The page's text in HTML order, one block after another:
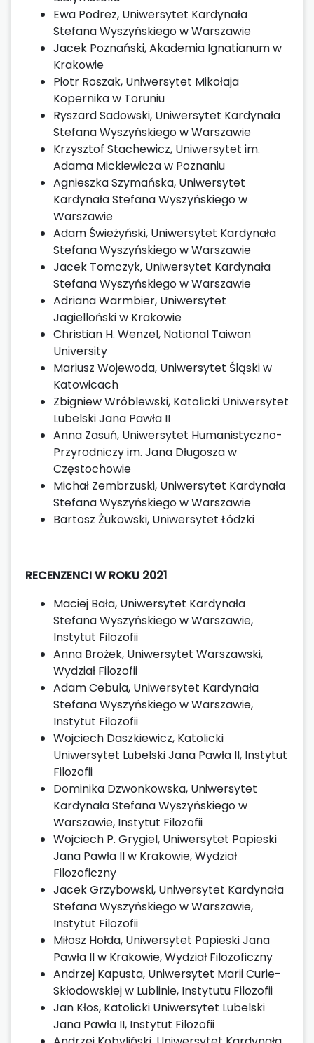
Ewa Podrez, Uniwersytet Kardynała
Stefana Wyszyńskiego w Warszawie
Jacek Poznański, Akademia Ignatianum w
Krakowie
Piotr Roszak, Uniwersytet Mikołaja
Kopernika w Toruniu
Ryszard Sadowski, Uniwersytet Kardynała
Stefana Wyszyńskiego w Warszawie
Krzysztof Stachewicz, Uniwersytet im.
Adama Mickiewicza w Poznaniu
Agnieszka Szymańska, Uniwersytet
Kardynała Stefana Wyszyńskiego w
Warszawie
Adam Świeżyński, Uniwersytet Kardynała
Stefana Wyszyńskiego w Warszawie
Jacek Tomczyk, Uniwersytet Kardynała
Stefana Wyszyńskiego w Warszawie
Adriana Warmbier, Uniwersytet
Jagielloński w Krakowie
Christian H. Wenzel, National Taiwan
University
Mariusz Wojewoda, Uniwersytet Śląski w
Katowicach
Zbigniew Wróblewski, Katolicki Uniwersytet
Lubelski Jana Pawła II
Anna Zasuń, Uniwersytet Humanistyczno-
Przyrodniczy im. Jana Długosza w
Częstochowie
Michał Zembrzuski, Uniwersytet Kardynała
Stefana Wyszyńskiego w Warszawie
Bartosz Żukowski, Uniwersytet Łódzki
RECENZENCI W ROKU 2021
Maciej Bała, Uniwersytet Kardynała
Stefana Wyszyńskiego w Warszawie,
Instytut Filozofii
Anna Brożek, Uniwersytet Warszawski,
Wydział Filozofii
Adam Cebula, Uniwersytet Kardynała
Stefana Wyszyńskiego w Warszawie,
Instytut Filozofii
Wojciech Daszkiewicz, Katolicki
Uniwersytet Lubelski Jana Pawła II, Instytut
Filozofii
Dominika Dzwonkowska, Uniwersytet
Kardynała Stefana Wyszyńskiego w
Warszawie, Instytut Filozofii
Wojciech P. Grygiel, Uniwersytet Papieski
Jana Pawła II w Krakowie, Wydział
Filozoficzny
Jacek Grzybowski, Uniwersytet Kardynała
Stefana Wyszyńskiego w Warszawie,
Instytut Filozofii
Miłosz Hołda, Uniwersytet Papieski Jana
Pawła II w Krakowie, Wydział Filozoficzny
Andrzej Kapusta, Uniwersytet Marii Curie-
Skłodowskiej w Lublinie, Instytutu Filozofii
Jan Kłos, Katolicki Uniwersytet Lubelski
Jana Pawła II, Instytut Filozofii